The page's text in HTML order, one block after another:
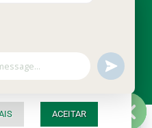
seus dados pessoais,
nossa Política de
ACEITAR
undefined